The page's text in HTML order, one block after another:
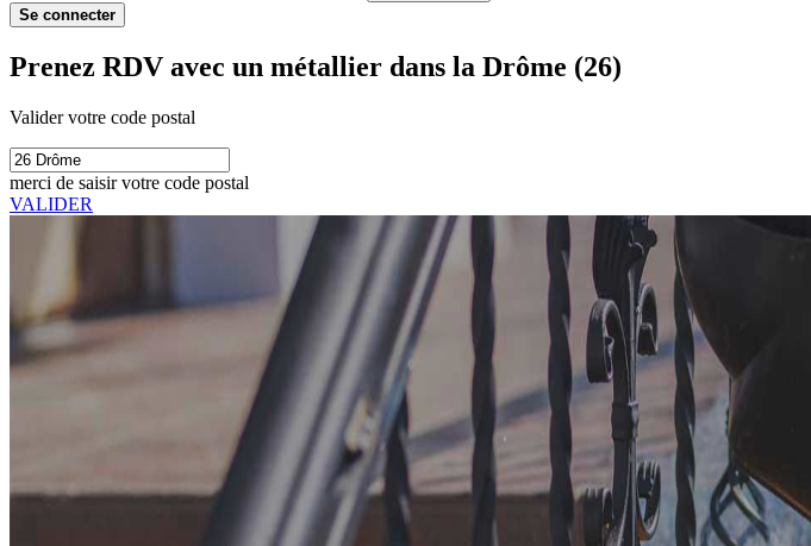
Se connecter
Prenez RDV avec un métallier dans la Drôme (26)
Valider votre code postal
merci de saisir votre code postal
VALIDER